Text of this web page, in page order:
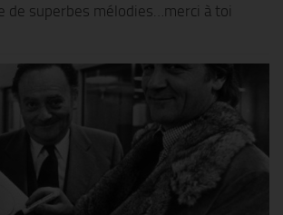
de superbes mélodies…merci à toi